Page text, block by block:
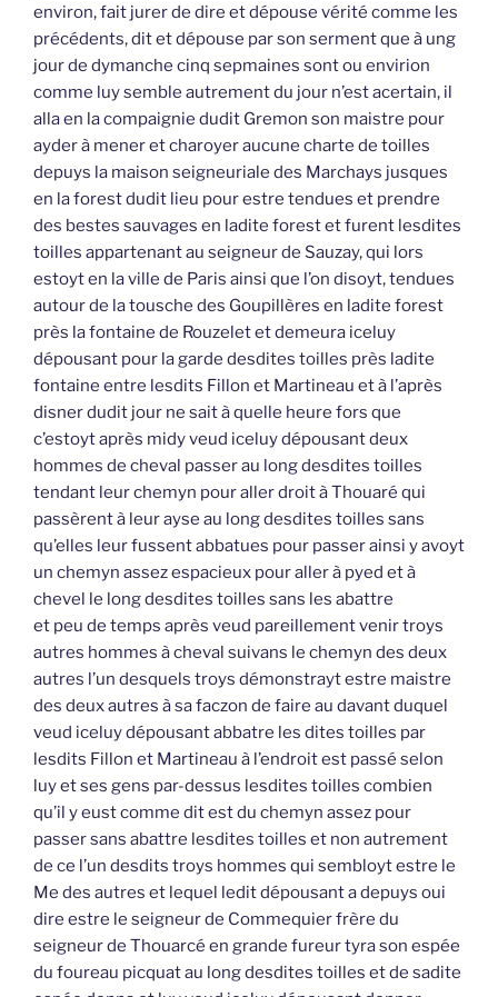
environ, fait jurer de dire et dépouse vérité comme les
précédents, dit et dépouse par son serment que à ung
jour de dymanche cinq sepmaines sont ou envirion
comme luy semble autrement du jour n’est acertain, il
alla en la compaignie dudit Gremon son maistre pour
ayder à mener et charoyer aucune charte de toilles
depuys la maison seigneuriale des Marchays jusques
en la forest dudit lieu pour estre tendues et prendre
des bestes sauvages en ladite forest et furent lesdites
toilles appartenant au seigneur de Sauzay, qui lors
estoyt en la ville de Paris ainsi que l’on disoyt, tendues
autour de la tousche des Goupillères en ladite forest
près la fontaine de Rouzelet et demeura iceluy
dépousant pour la garde desdites toilles près ladite
fontaine entre lesdits Fillon et Martineau et à l’après
disner dudit jour ne sait à quelle heure fors que
c’estoyt après midy veud iceluy dépousant deux
hommes de cheval passer au long desdites toilles
tendant leur chemyn pour aller droit à Thouaré qui
passèrent à leur ayse au long desdites toilles sans
qu’elles leur fussent abbatues pour passer ainsi y avoyt
un chemyn assez espacieux pour aller à pyed et à
chevel le long desdites toilles sans les abattre
et peu de temps après veud pareillement venir troys
autres hommes à cheval suivans le chemyn des deux
autres l’un desquels troys démonstrayt estre maistre
des deux autres à sa faczon de faire au davant duquel
veud iceluy dépousant abbatre les dites toilles par
lesdits Fillon et Martineau à l’endroit est passé selon
luy et ses gens par-dessus lesdites toilles combien
qu’il y eust comme dit est du chemyn assez pour
passer sans abattre lesdites toilles et non autrement
de ce l’un desdits troys hommes qui sembloyt estre le
Me des autres et lequel ledit dépousant a depuys oui
dire estre le seigneur de Commequier frère du
seigneur de Thouarcé en grande fureur tyra son espée
du foureau picquat au long desdites toilles et de sadite